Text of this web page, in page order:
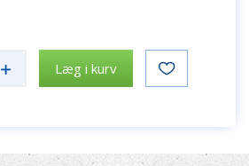
Læg i kurv